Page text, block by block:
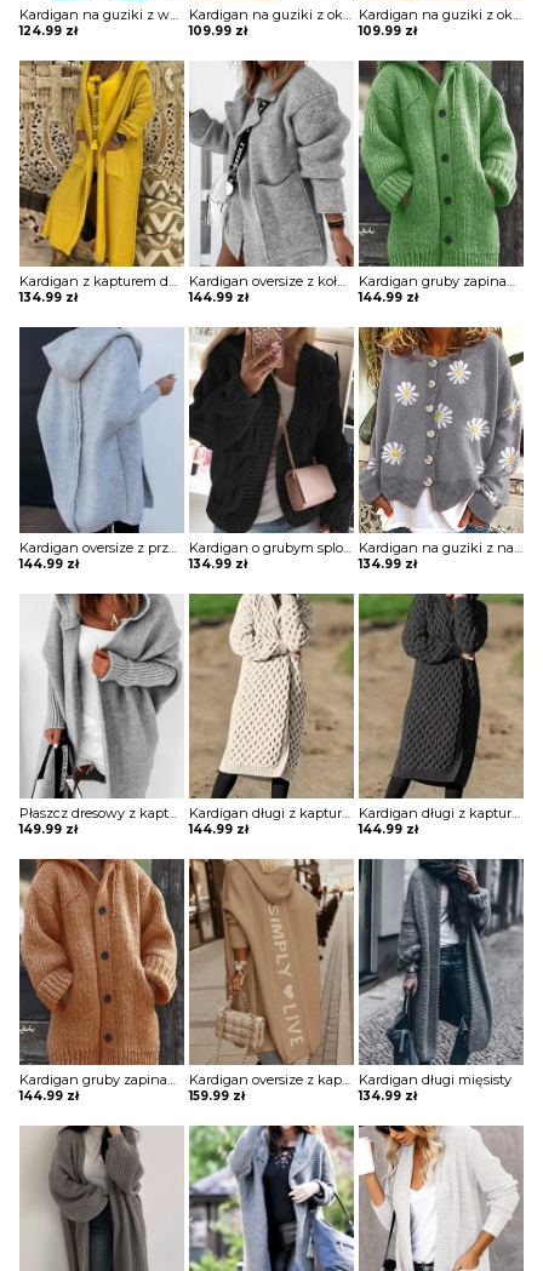
124.99 zł 109.99 zł 109.99 zł
134.99 zł
Kardigan oversize z kołnierzem i kieszeniami
144.99 zł 144.99 zł
144.99 zł
Kardigan o grubym splocie
134.99 zł 134.99 zł
Płaszcz dresowy z kapturem
149.99 zł
Kardigan długi z kapturem o waflowej strukturze
144.99 zł
Kardigan długi z kapturem o waflowej strukturze
144.99 zł
Kardigan gruby zapinany na guziki z kapturem
144.99 zł
Kardigan oversize z kapturem i nadrukiem na plecach
159.99 zł
Kardigan długi mięsisty
134.99 zł